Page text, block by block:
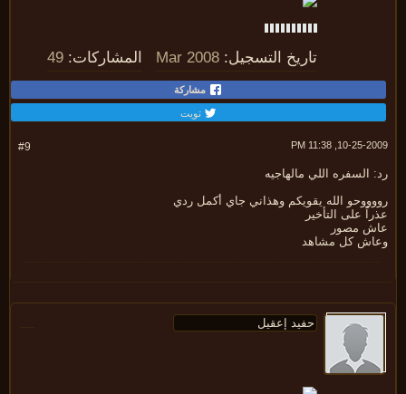
تاريخ التسجيل: Mar 2008 المشاركات: 49
مشاركة
تويت
10-25-2009,
السفره اللي مالهاجيه
الله يقويكم وهذاني جاي أكمل ردي
على التأخير
مصور
كل مشاهد